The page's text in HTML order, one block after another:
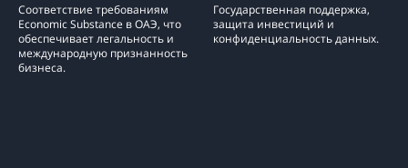
Соответствие требованиям
Economic Substance в ОАЭ, что
обеспечивает легальность и
международную признанность
бизнеса.
Государственная поддержка,
защита инвестиций и
конфиденциальность данных.